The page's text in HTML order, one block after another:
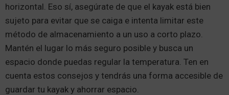
horizontal. Eso sí, asegúrate de que el kayak está bien
sujeto para evitar que se caiga e intenta limitar este
método de almacenamiento a un uso a corto plazo.
Mantén el lugar lo más seguro posible y busca un
espacio donde puedas regular la temperatura. Ten en
cuenta estos consejos y tendrás una forma accesible de
guardar tu kayak y ahorrar espacio.